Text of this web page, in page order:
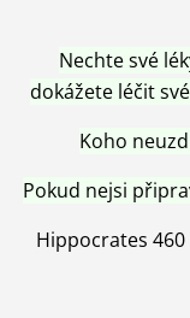
Nechte své
dokážete léčit
Koho
Pokud nejsi
Hippocrates 460